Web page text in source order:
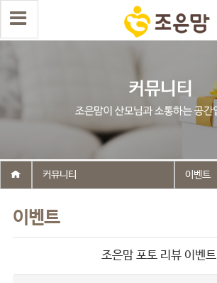
이벤트
커뮤니티 이벤트
조은맘 포토 리뷰 이벤트